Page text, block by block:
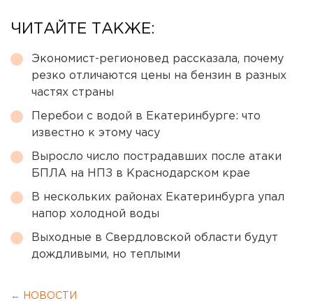
ЧИТАЙТЕ ТАКЖЕ:
Экономист-регионовед рассказала, почему
резко отличаются цены на бензин в разных
частях страны
Перебои с водой в Екатеринбурге: что
известно к этому часу
Выросло число пострадавших после атаки
БПЛА на НПЗ в Краснодарском крае
В нескольких районах Екатеринбурга упал
напор холодной воды
Выходные в Свердловской области будут
дождливыми, но теплыми
← НОВОСТИ